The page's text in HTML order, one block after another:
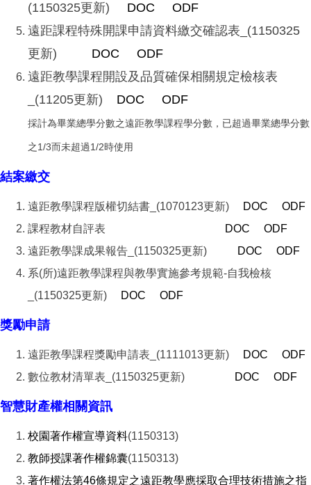
(1150325更新) DOC
ODF
遠距課程特殊開課申請資料繳交確認表_(1150325
更新) DOC
ODF
遠距教學課程開設及品質確保相關規定檢核表
_(11205更新) DOC ODF
採計為畢業總學分數之遠距教學課程學分數，已超過畢業總學分數
之1/3而未超過1/2時使用
結案繳交
遠距教學課程版權切結書_(1070123更新) DOC
ODF
課程教材自評表
DOC
ODF
遠距教學課成果報告_(1150325更新)
DOC
ODF
系(所)遠距教學課程與教學實施參考規範-自我檢核
_(1150325更新)
DOC ODF
獎勵申請
遠距教學課程獎勵申請表_(1111013更新) DOC
ODF
數位教材清單表_(1150325更新)
DOC ODF
智慧財產權相關資訊
校園著作權宣導資料(1150313)
教師授課著作權錦囊(1150313)
著作權法第46條規定之遠距教學應採取合理技術措施之指